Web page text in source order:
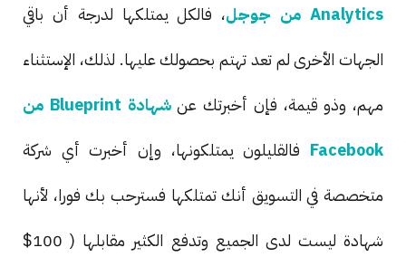
Analytics من جوجل
، فالكل يمتلكها لدرجة أن باقي
الجهات الأخرى لم تعد تهتم بحصولك عليها. لذلك، الإستثناء
مهم، وذو قيمة، فإن أخبرتك عن
شهادة Blueprint من
Facebook فالقليلون يمتلكونها، وإن أخبرت أي شركة
متخصصة في التسويق أنك تمتلكها فسترحب بك فورا، لأنها
شهادة ليست لدى الجميع وتدفع الكثير مقابلها ( 100$